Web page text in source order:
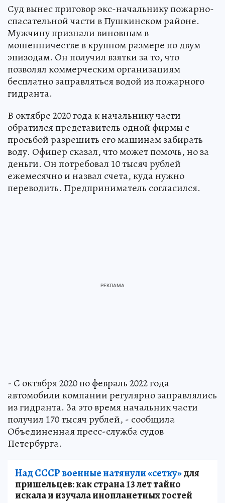
Суд вынес приговор экс-начальнику пожарно-
спасательной части в Пушкинском районе.
Мужчину признали виновным в
мошенничестве в крупном размере по двум
эпизодам. Он получил взятки за то, что
позволял коммерческим организациям
бесплатно заправляться водой из пожарного
гидранта.
В октябре 2020 года к начальнику части
обратился представитель одной фирмы с
просьбой разрешить его машинам забирать
воду. Офицер сказал, что может помочь, но за
деньги. Он потребовал 10 тысяч рублей
ежемесячно и назвал счета, куда нужно
переводить. Предприниматель согласился.
- С октября 2020 по февраль 2022 года
автомобили компании регулярно заправлялись
из гидранта. За это время начальник части
получил 170 тысяч рублей, - сообщила
Объединенная пресс-служба судов
Петербурга.
Над СССР военные натянули «сетку»для
пришельцев: как страна 13 лет тайно
искала и изучала инопланетных гостей